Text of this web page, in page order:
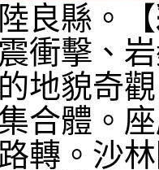
縣。【
衝擊、
地貌奇
合體。
轉。沙